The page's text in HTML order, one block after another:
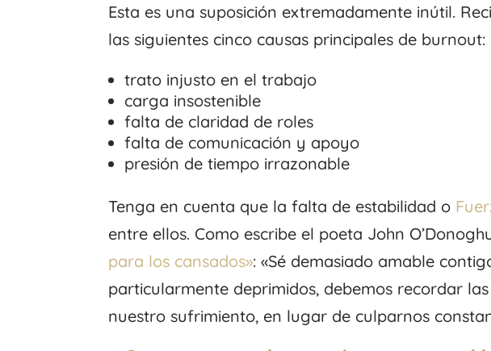
Esta es una suposición extremadamente inútil.
las siguientes cinco causas principales de burnout:
trato injusto en el trabajo
carga insostenible
falta de claridad de roles
falta de comunicación y apoyo
presión de tiempo irrazonable
Tenga en cuenta que la falta de estabilidad o
entre ellos. Como escribe el poeta John
para los cansados»: «Sé demasiado amable
particularmente deprimidos, debemos recordar
nuestro sufrimiento, en lugar de culparnos